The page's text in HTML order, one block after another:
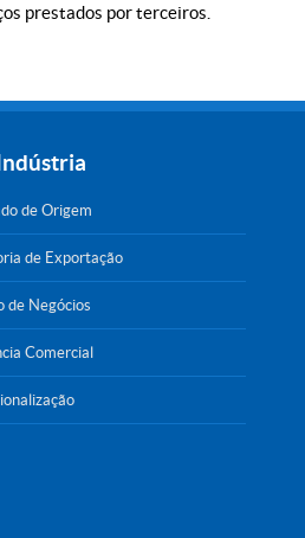
prestados por terceiros.
de Origem
de Exportação
de Negócios
Comercial